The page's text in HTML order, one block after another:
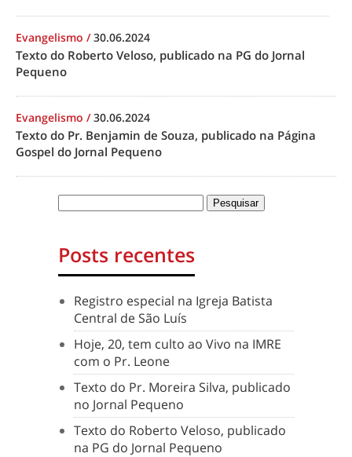
Evangelismo /30.06.2024
Texto do Roberto Veloso, publicado na PG do Jornal
Pequeno
Evangelismo /30.06.2024
Texto do Pr. Benjamin de Souza, publicado na Página
Gospel do Jornal Pequeno
Posts recentes
Registro especial na Igreja Batista
Central de São Luís
Hoje, 20, tem culto ao Vivo na IMRE
com o Pr. Leone
Texto do Pr. Moreira Silva, publicado
no Jornal Pequeno
Texto do Roberto Veloso, publicado
na PG do Jornal Pequeno